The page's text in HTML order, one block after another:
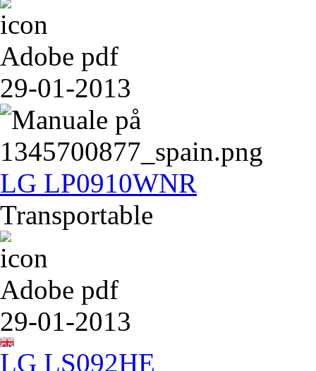
Adobe pdf
29-01-2013
LG LP0910WNR
Transportable
Adobe pdf
29-01-2013
LG LS092HE